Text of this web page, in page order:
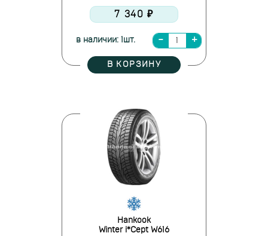
7 340 ₽
в наличии: 1шт.
В КОРЗИНУ
Hankook
Winter i*Cept W616